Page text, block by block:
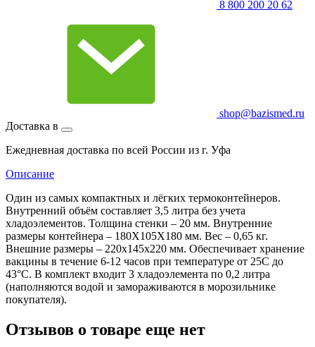
8 800 200 20 62
shop@bazismed.ru
Доставка в
Ежедневная доставка по всей России из г. Уфа
Описание
Один из самых компактных и лёгких термоконтейнеров.
Внутренний объём составляет 3,5 литра без учета
хладоэлементов. Толщина стенки – 20 мм. Внутренние
размеры контейнера – 180Х105Х180 мм. Вес – 0,65 кг.
Внешние размеры – 220х145х220 мм. Обеспечивает хранение
вакцины в течение 6-12 часов при температуре от 25С до
43°С. В комплект входит 3 хладоэлемента по 0,2 литра
(наполняются водой и замораживаются в морозильнике
покупателя).
Отзывов о товаре еще нет